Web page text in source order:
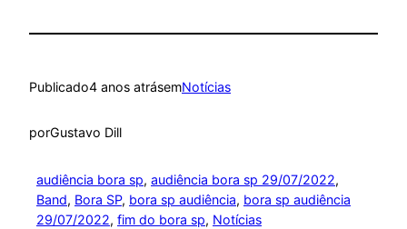
Publicado4 anos atrásemNotícias
porGustavo Dill
audiência bora sp, audiência bora sp 29/07/2022
Band, Bora SP, bora sp audiência, bora sp audiência
29/07/2022, fim do bora sp, Notícias